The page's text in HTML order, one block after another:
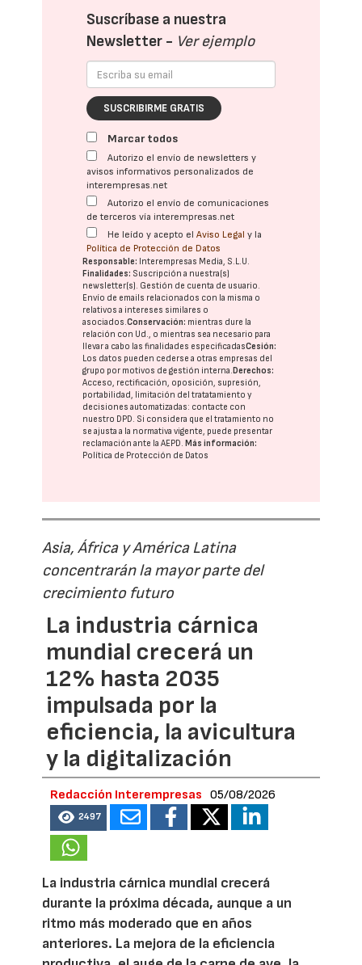
Suscríbase a nuestra
Newsletter - Ver ejemplo
SUSCRIBIRME GRATIS
Marcar todos
Autorizo el envío de newsletters y
avisos informativos personalizados de
interempresas.net
Autorizo el envío de comunicaciones
de terceros vía interempresas.net
He leído y acepto elAviso Legal y la
Política de Protección de Datos
Responsable: Interempresas Media, S.L.U.
Finalidades: Suscripción a nuestra(s)
newsletter(s). Gestión de cuenta de usuario.
Envío de emails relacionados con la misma o
relativos a intereses similares o
asociados.Conservación: mientras dure la
relación con Ud., o mientras sea necesario para
llevar a cabo las finalidades especificadasCesión:
Los datos pueden cederse a otras empresas del
grupo por motivos de gestión interna. Derechos:
Acceso, rectificación, oposición, supresión,
portabilidad, limitación del tratatamiento y
decisiones automatizadas: contacte con
nuestro DPD. Si considera que el tratamiento no
se ajusta a la normativa vigente, puede presentar
reclamación ante laAEPD. Más información:
Política de Protección de Datos
Asia, África y América Latina
concentrarán la mayor parte del
crecimiento futuro
La industria cárnica
mundial crecerá un
12% hasta 2035
impulsada por la
eficiencia, la avicultura
y la digitalización
Redacción Interempresas 05/08/2026
2497
La industria cárnica mundial crecerá
durante la próxima década, aunque a un
ritmo más moderado que en años
anteriores. La mejora de la eficiencia